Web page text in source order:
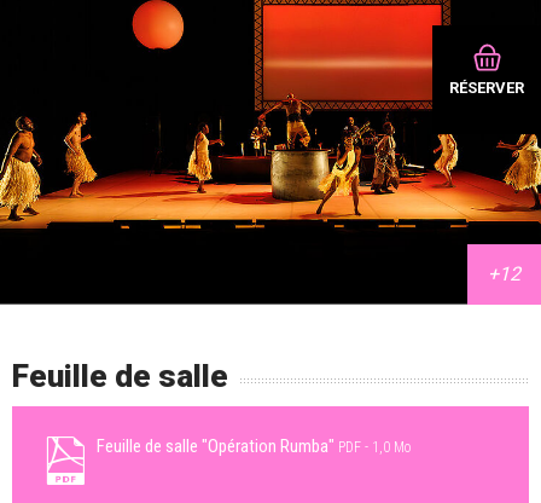
RÉSERVER
Feuille de salle
Feuille de salle "Opération Rumba" PDF 1,0 Mo